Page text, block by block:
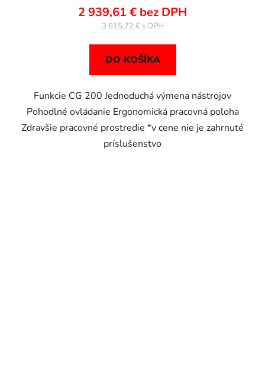
2 939,61 € bez DPH
3 615,72 €
DO KOŠÍKA
Funkcie CG 200 Jednoduchá výmena nástrojov
Pohodlné ovládanie Ergonomická pracovná poloha
Zdravšie pracovné prostredie *v cene nie je zahrnuté
príslušenstvo